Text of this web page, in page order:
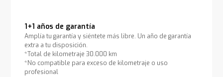
1+1 años de garantía
Amplía tu garantía y siéntete más libre. Un año de garantía
extra a tu disposición.
*Total de kilometraje 30.000 km
*No compatible para exceso de kilometraje o uso
profesional